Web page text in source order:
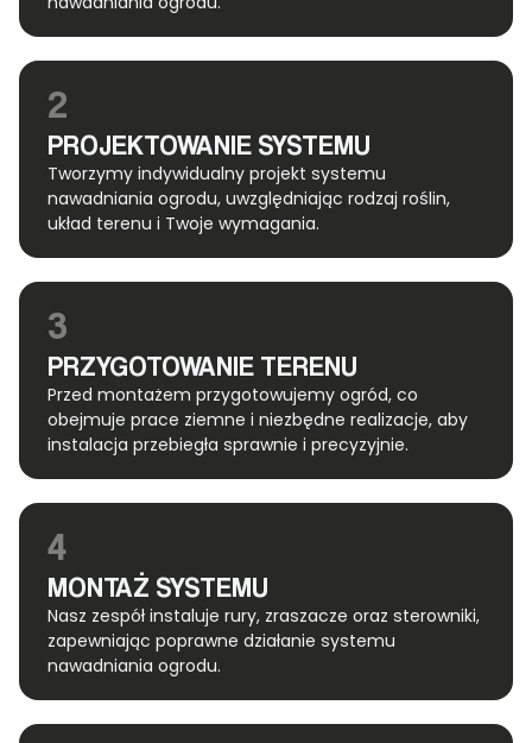
2
PROJEKTOWANIE SYSTEMU
Tworzymy indywidualny projekt systemu
nawadniania ogrodu, uwzględniając rodzaj roślin,
układ terenu i Twoje wymagania.
3
PRZYGOTOWANIE TERENU
Przed montażem przygotowujemy ogród, co
obejmuje prace ziemne i niezbędne realizacje, aby
instalacja przebiegła sprawnie i precyzyjnie.
4
MONTAŻ SYSTEMU
Nasz zespół instaluje rury, zraszacze oraz sterowniki,
zapewniając poprawne działanie systemu
nawadniania ogrodu.